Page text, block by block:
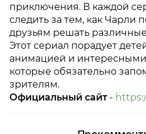
приключения. В каждой
следить за тем, как Чарли
друзьям решать
Этот сериал порадует
анимацией и
которые обязательно
зрителям.
Официальный сайт-